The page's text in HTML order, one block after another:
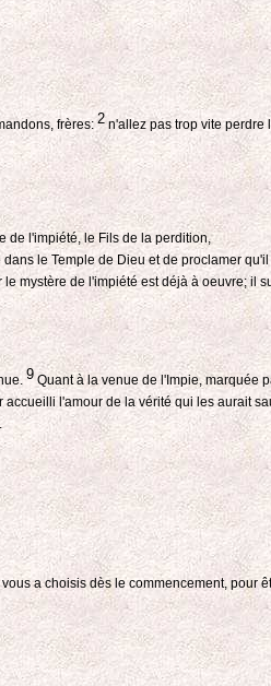
frères:2 n'allez pas trop vite perdre
de l'impiété, le Fils de la perdition,
le Temple de Dieu et de proclamer
mystère de l'impiété est déjà à oeuvre; il
9 Quant à la venue de l'Impie, marquée
accueilli l'amour de la vérité qui les aurait
a choisis dès le commencement, pour